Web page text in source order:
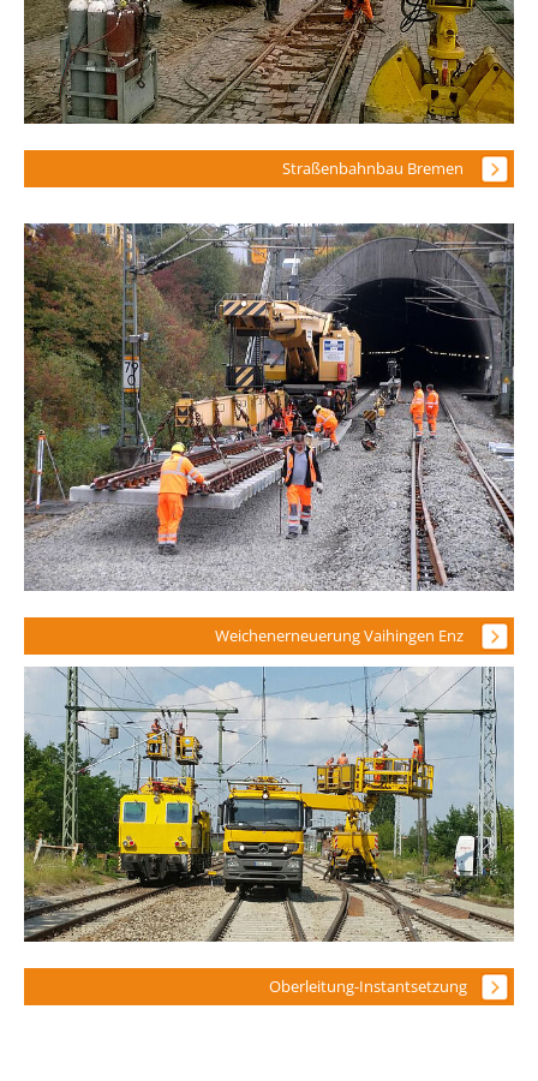
Straßenbahnbau Bremen
Weichenerneuerung Vaihingen Enz
Oberleitung-Instantsetzung